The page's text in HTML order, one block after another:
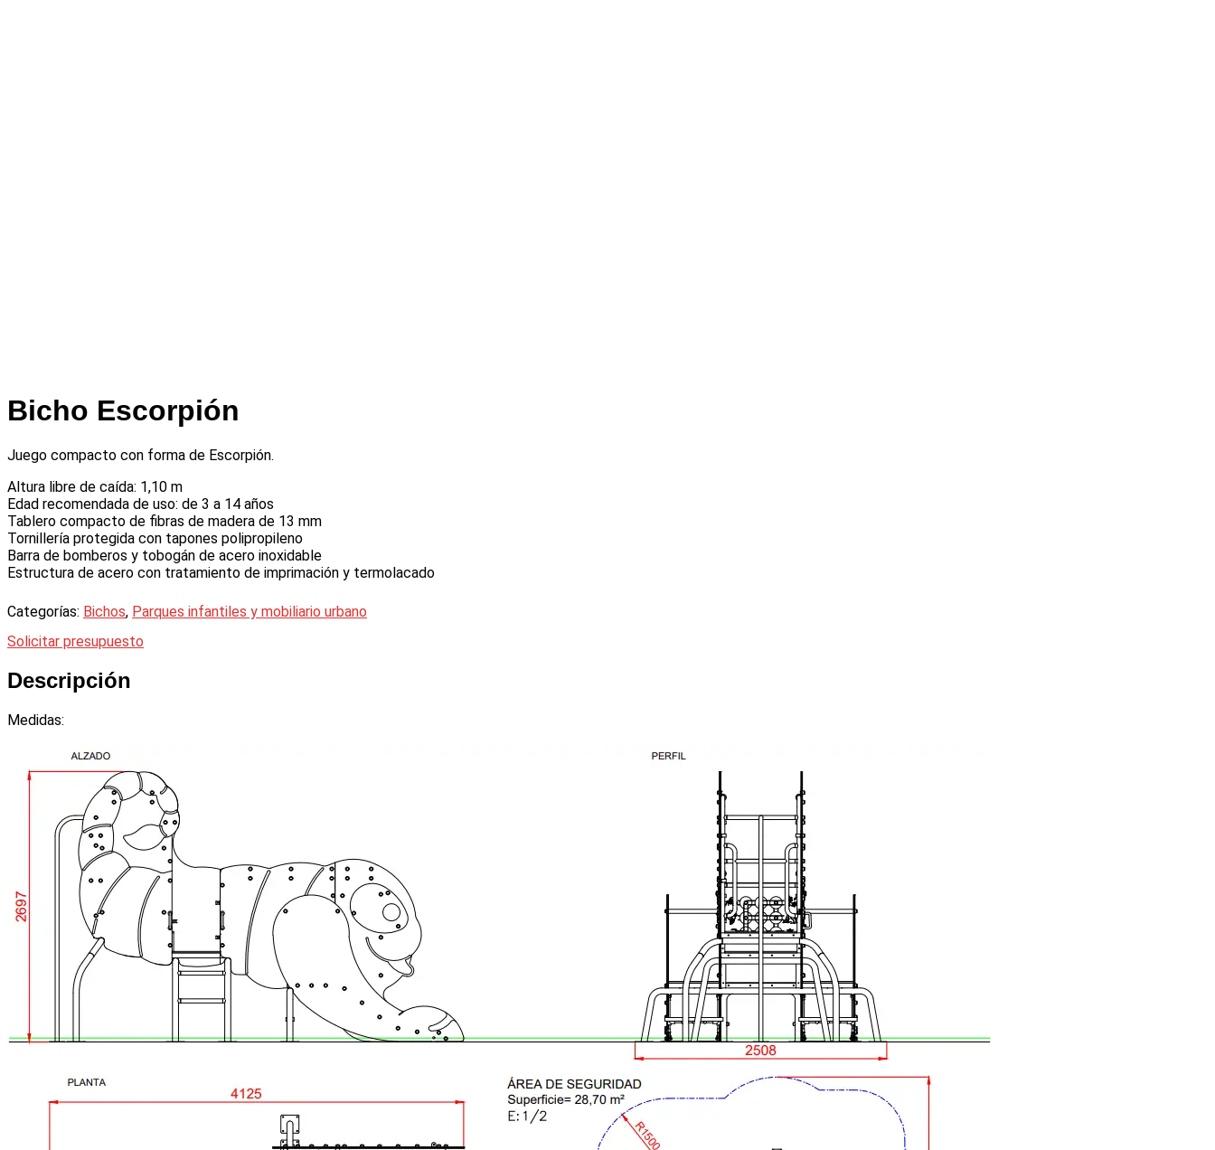
Bicho Escorpión
Juego compacto con forma de Escorpión.
Altura libre de caída: 1,10 m
Edad recomendada de uso: de 3 a 14 años
Tablero compacto de fibras de madera de 13 mm
Tornillería protegida con tapones polipropileno
Barra de bomberos y tobogán de acero inoxidable
Estructura de acero con tratamiento de imprimación y termolacado
Categorías: Bichos, Parques infantiles y mobiliario urbano
Solicitar presupuesto
Descripción
Medidas: